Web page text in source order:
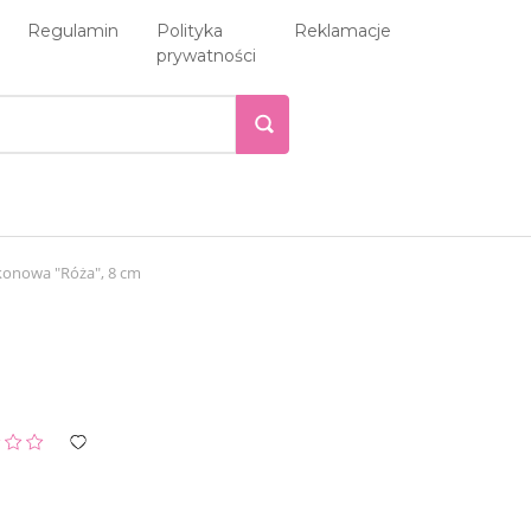
Regulamin
Polityka
prywatności
Reklamacje
"Róża", 8 cm